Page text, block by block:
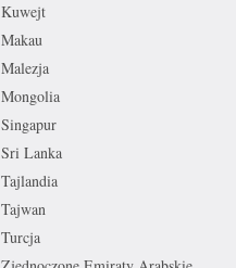
Kuwejt
Makau
Malezja
Mongolia
Singapur
Sri Lanka
Tajlandia
Tajwan
Turcja